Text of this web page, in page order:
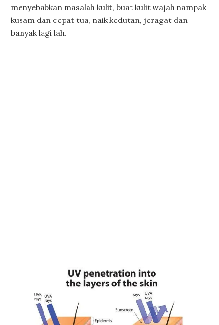
menyebabkan masalah kulit, buat kulit wajah nampak
kusam dan cepat tua, naik kedutan, jeragat dan
banyak lagi lah.